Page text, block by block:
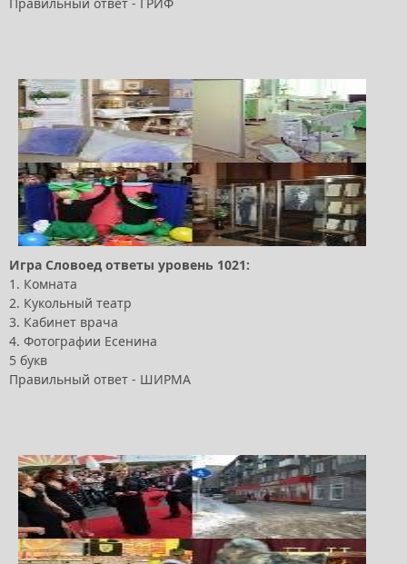
Игра Словоед ответы уровень 1021:
1. Комната
2. Кукольный театр
3. Кабинет врача
4. Фотографии Есенина
5 букв
Правильный ответ - ШИРМА